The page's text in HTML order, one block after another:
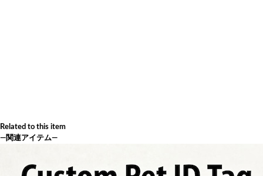
Related to this item
―関連アイテム―